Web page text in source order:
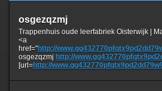
osgezqzmj
Trappenhuis oude leerfabriek Oisterwijk |
<a
href="http://
osgezqzmj http://
[url=http://